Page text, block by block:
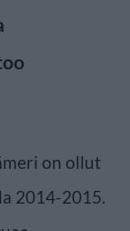
on ollut
2014-2015.